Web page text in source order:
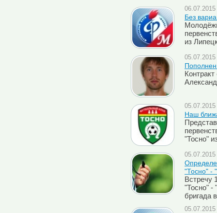
Без
из
Наш
"Тосно"
"Тосно" -
Встречу
"Тосно" -
бригада